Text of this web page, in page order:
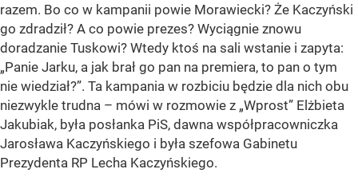
razem. Bo co w kampanii powie Morawiecki? Że Kaczyński
go zdradził? A co powie prezes? Wyciągnie znowu
doradzanie Tuskowi? Wtedy ktoś na sali wstanie i zapyta:
„Panie Jarku, a jak brał go pan na premiera, to pan o tym
nie wiedział?”. Ta kampania w rozbiciu będzie dla nich obu
niezwykle trudna – mówi w rozmowie z „Wprost” Elżbieta
Jakubiak, była posłanka PiS, dawna współpracowniczka
Jarosława Kaczyńskiego i była szefowa Gabinetu
Prezydenta RP Lecha Kaczyńskiego.